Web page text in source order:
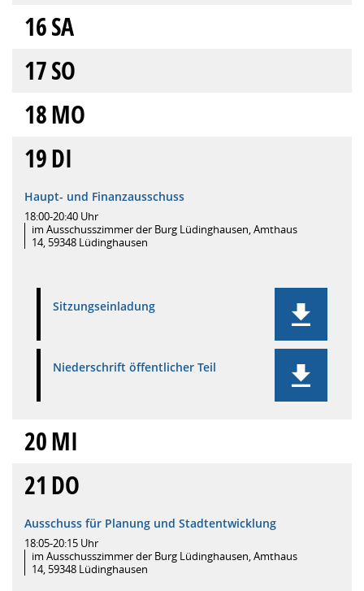
16SA
17SO
18MO
19DI
Haupt- und Finanzausschuss
18:00-20:40 Uhr
im Ausschusszimmer der Burg Lüdinghausen, Amthaus
14, 59348 Lüdinghausen
Sitzungseinladung
Niederschrift öffentlicher Teil
20MI
21 DO
Ausschuss für Planung und Stadtentwicklung
18:05-20:15 Uhr
im Ausschusszimmer der Burg Lüdinghausen, Amthaus
14, 59348 Lüdinghausen